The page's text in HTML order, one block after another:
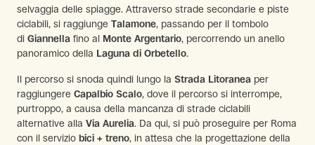
selvaggia delle spiagge. Attraverso strade secondarie e piste
ciclabili, si raggiunge Talamone, passando per il tombolo
di Giannella fino al Monte Argentario, percorrendo un anello
panoramico della Laguna di Orbetello.
Il percorso si snoda quindi lungo la Strada Litoranea per
raggiungere Capalbio Scalo, dove il percorso si interrompe,
purtroppo, a causa della mancanza di strade ciclabili
alternative alla Via Aurelia. Da qui, si può proseguire per Roma
con il servizio bici + treno, in attesa che la progettazione della